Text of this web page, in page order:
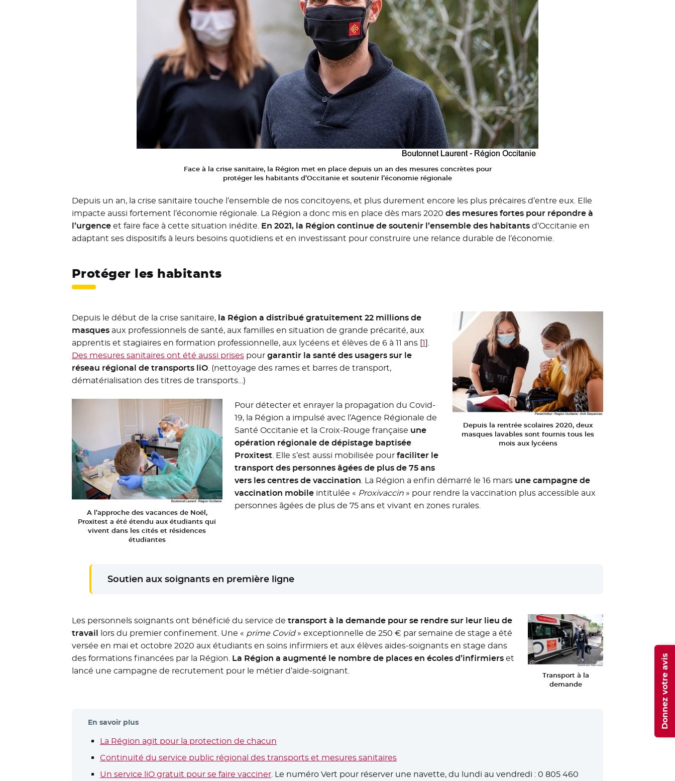
Face à la crise sanitaire, la Région met en place depuis un an des mesures concrètes pour
protéger les habitants d’Occitanie et soutenir l’économie régionale
Depuis un an, la crise sanitaire touche l’ensemble de nos concitoyens, et plus durement encore les plus précaires d’entre eux. Elle
impacte aussi fortement l’économie régionale. La Région a donc mis en place dès mars 2020 des mesures fortes pour répondre à
l’urgenceet faire face à cette situation inédite. En 2021, la Région continue de soutenir l’ensemble des habitants d’Occitanie en
adaptant ses dispositifs à leurs besoins quotidiens et en investissant pour construire une relance durable de l’économie.
Protéger les habitants
Depuis la rentrée scolaires 2020, deux
masques lavables sont fournis tous les
mois aux lycéens
Depuis le début de la crise sanitaire, la Région a distribué gratuitement 22 millions de
masquesaux professionnels de santé, aux familles en situation de grande précarité, aux
apprentis et stagiaires en formation professionnelle, aux lycéens et élèves de 6 à 11 ans[1]
Des mesures sanitaires ont été aussi prisespour garantir la santé des usagers sur le
réseau régional de transports liO. (nettoyage des rames et barres de transport,
dématérialisation des titres de transports…)
A l’approche des vacances de Noël,
Proxitest a été étendu aux étudiants qui
vivent dans les cités et résidences
étudiantes
Pour détecter et enrayer la propagation du Covid-
19, la Région a impulsé avec l’Agence Régionale de
Santé Occitanie et la Croix-Rouge française une
opération régionale de dépistage baptisée
Proxitest. Elle s’est aussi mobilisée pour faciliter le
transport des personnes âgées de plus de 75 ans
vers les centres de vaccination . La Région a enfin démarré le 16 mars une campagne de
vaccination mobileintitulée « Proxivaccin» pour rendre la vaccination plus accessible aux
personnes âgées de plus de 75 ans et vivant en zones rurales.
Soutien aux soignants en première ligne
Transport à la
demande
Les personnels soignants ont bénéficié du service de transport à la demande pour se rendre sur leur lieu de
travail lors du premier confinement. Une « prime Covid» exceptionnelle de 250 € par semaine de stage a été
versée en mai et octobre 2020 aux étudiants en soins infirmiers et aux élèves aides-soignants en stage dans
des formations financées par la Région. La Région a augmenté le nombre de places en écoles d’infirmierset
lancé une campagne de recrutement pour le métier d’aide-soignant.
En savoir plus
La Région agit pour la protection de chacun
Continuité du service public régional des transports et mesures sanitaires
Un service liO gratuit pour se faire vacciner- Nouvelle fenêtre
. Le numéro Vert pour réserver une navette, du lundi au vendredi : 0 805 460
Donnez votre avis